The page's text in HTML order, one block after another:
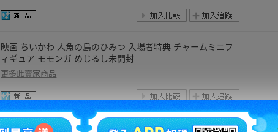
映画 ちいかわ 人魚の島のひみつ 入場者特典 チャームミニフ
ィギュア モモンガ めじるし未開封
更多此賣家商品